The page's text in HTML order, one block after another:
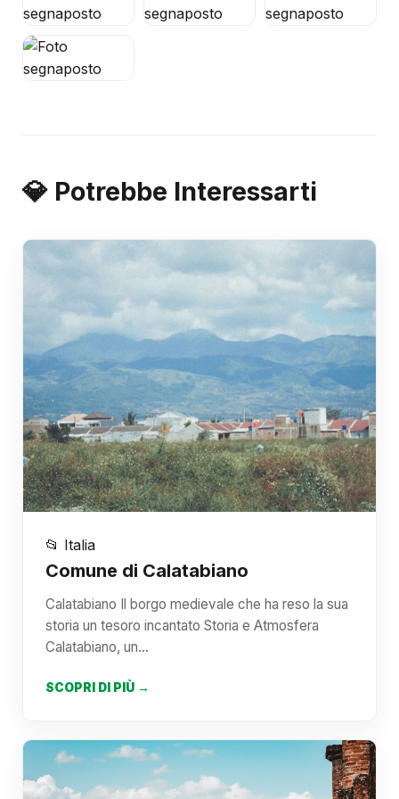
💎 Potrebbe Interessarti
📂 Italia
Comune di Calatabiano
Calatabiano Il borgo medievale che ha reso la sua
storia un tesoro incantato Storia e Atmosfera
Calatabiano, un…
SCOPRI DI PIÙ →